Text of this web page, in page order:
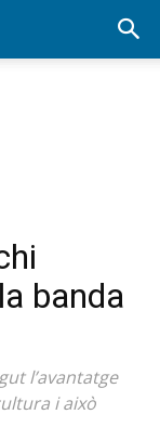
banda
l’avantatge
i això